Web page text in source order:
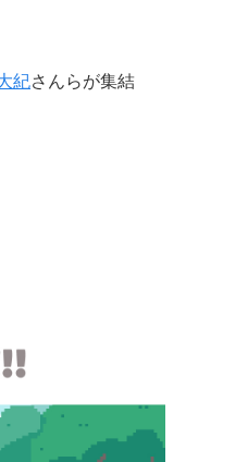
紀さんらが集結